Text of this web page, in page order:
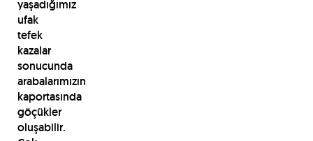
yaşadığımız
ufak
tefek
kazalar
sonucunda
arabalarımızın
kaportasında
göçükler
oluşabilir.